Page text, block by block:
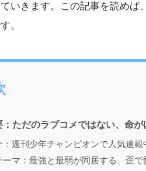
いきます。この記事を読めば
。
：ただのラブコメではない、命が
：週刊少年チャンピオンで人気連載
ーマ：最強と最弱が同居する、歪で